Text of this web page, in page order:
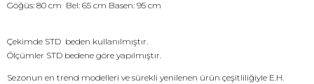
Göğüs: 80 cm Bel: 65 cm Basen: 95 cm
Çekimde STD beden kullanılmıştır.
Ölçümler STD bedene göre yapılmıştır.
Sezonun en trend modelleri ve sürekli yenilenen ürün çeşitliliğiyle E.H.